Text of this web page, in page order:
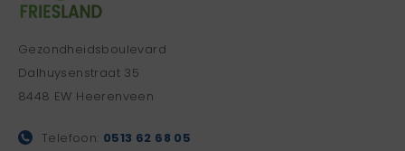
Gezondheidsboulevard
Dalhuysenstraat 35
8448 EW Heerenveen
Telefoon: 0513 62 68 05